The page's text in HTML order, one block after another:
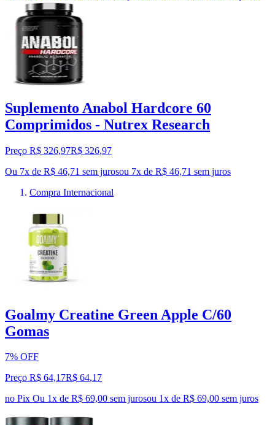
Suplemento Anabol Hardcore 60
Comprimidos - Nutrex Research
Preço R$ 326,97R$ 326,97
Ou 7x de R$ 46,71 sem jurosou 7x de R$ 46,71 sem juros
Compra Internacional
Goalmy Creatine Green Apple C/60
Gomas
7% OFF
Preço R$ 64,17R$ 64,17
no Pix Ou 1x de R$ 69,00 sem jurosou 1x de R$ 69,00 sem juros